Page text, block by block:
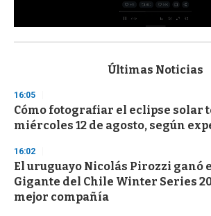
s
d
s
o
f
3
s
e
c
o
Últimas Noticias
16:05
Cómo fotografiar el eclipse solar
miércoles 12 de agosto, según
16:02
El uruguayo Nicolás Pirozzi ganó
Gigante del Chile Winter Series
mejor compañía